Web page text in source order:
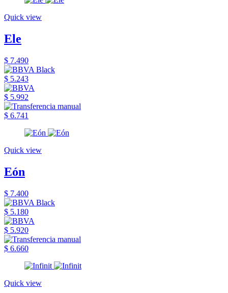
Quick view
Ele
$ 7.490
$ 5.243
$ 5.992
$ 6.741
Quick view
Eón
$ 7.400
$ 5.180
$ 5.920
$ 6.660
Quick view